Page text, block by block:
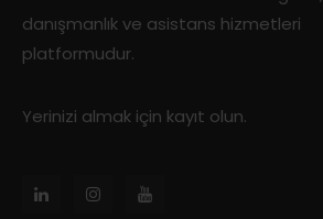
danışmanlık ve asistans hizmetleri
platformudur.
Yerinizi almak için kayıt olun.